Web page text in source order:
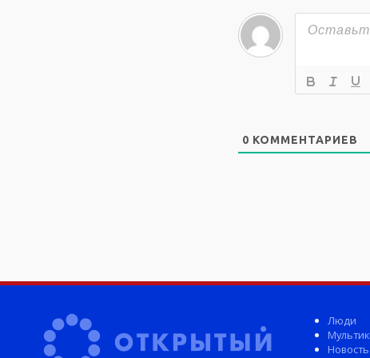
0 КОММЕНТАРИЕВ
Люди